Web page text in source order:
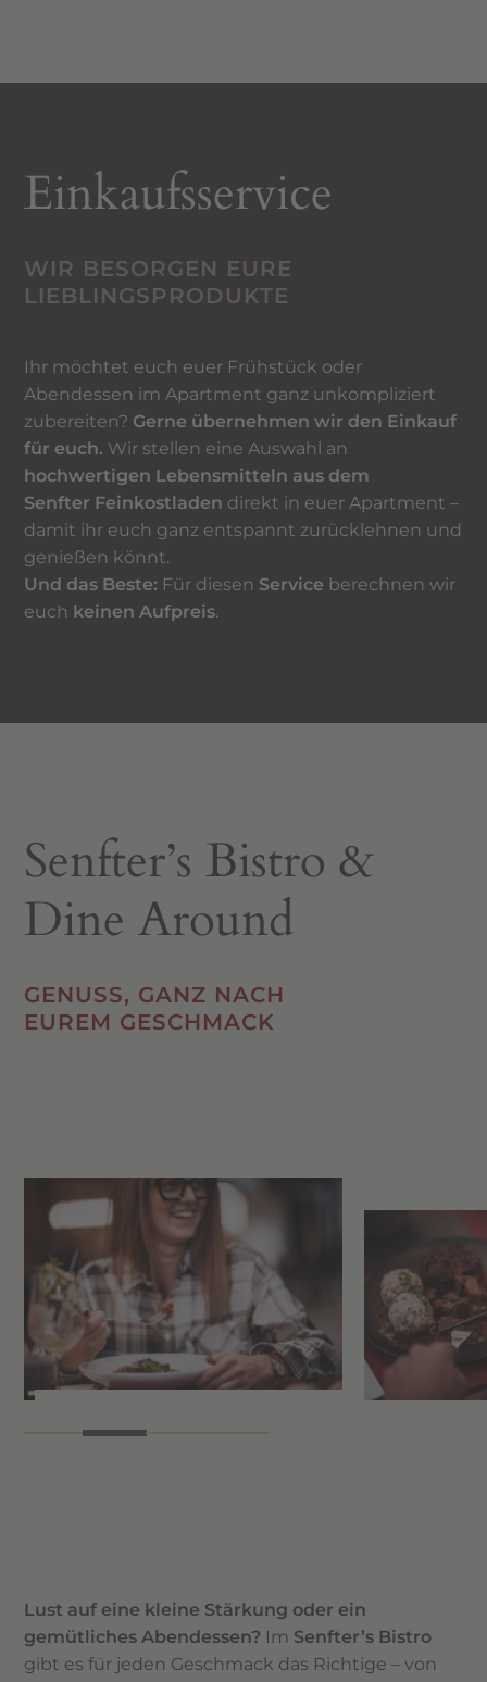
Einkaufsservice
WIR BESORGEN EURE
LIEBLINGSPRODUKTE
Ihr möchtet euch euer Frühstück oder
Abendessen im Apartment ganz unkompliziert
zubereiten? Gerne übernehmen wir den Einkauf
für euch. Wir stellen eine Auswahl an
hochwertigen Lebensmitteln aus dem
Senfter Feinkostladen direkt in euer Apartment –
damit ihr euch ganz entspannt zurücklehnen und
genießen könnt.
Und das Beste: Für diesen Service berechnen wir
euch keinen Aufpreis.
Senfter’s Bistro &
Dine Around
GENUSS, GANZ NACH
EUREM GESCHMACK
Lust auf eine kleine Stärkung oder ein
gemütliches Abendessen? Im Senfter’s Bistro
gibt es für jeden Geschmack das Richtige – von